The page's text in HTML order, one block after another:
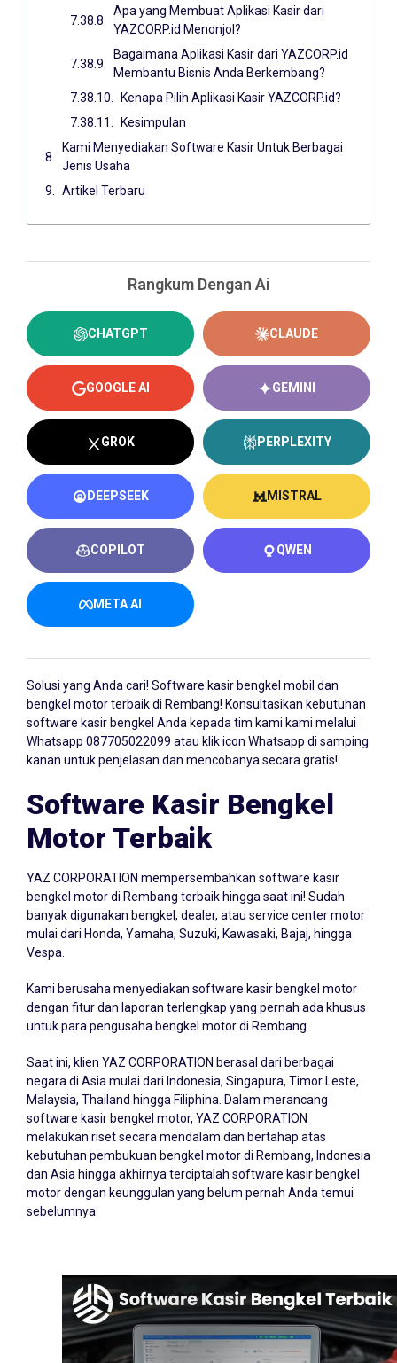
Apa yang Membuat Aplikasi Kasir dari
YAZCORP.id Menonjol?
Bagaimana Aplikasi Kasir dari YAZCORP.id
Membantu Bisnis Anda Berkembang?
Kenapa Pilih Aplikasi Kasir YAZCORP.id?
Kesimpulan
Kami Menyediakan Software Kasir Untuk Berbagai
Jenis Usaha
Artikel Terbaru
Rangkum Dengan Ai
CHATGPT CLAUDE
GOOGLE AI GEMINI
GROK PERPLEXITY
DEEPSEEK MISTRAL
COPILOT QWEN
META AI
Solusi yang Anda cari! Software kasir bengkel mobil dan
bengkel motor terbaik di Rembang! Konsultasikan kebutuhan
software kasir bengkel Anda kepada tim kami kami melalui
Whatsapp 087705022099 atau klik icon Whatsapp di samping
kanan untuk penjelasan dan mencobanya secara gratis!
Software Kasir Bengkel
Motor Terbaik
YAZ CORPORATION mempersembahkan software kasir
bengkel motor di Rembang terbaik hingga saat ini! Sudah
banyak digunakan bengkel, dealer, atau service center motor
mulai dari Honda, Yamaha, Suzuki, Kawasaki, Bajaj, hingga
Vespa.
Kami berusaha menyediakan software kasir bengkel motor
dengan fitur dan laporan terlengkap yang pernah ada khusus
untuk para pengusaha bengkel motor di Rembang
Saat ini, klien YAZ CORPORATION berasal dari berbagai
negara di Asia mulai dari Indonesia, Singapura, Timor Leste,
Malaysia, Thailand hingga Filiphina. Dalam merancang
software kasir bengkel motor, YAZ CORPORATION
melakukan riset secara mendalam dan bertahap atas
kebutuhan pembukuan bengkel motor di Rembang, Indonesia
dan Asia hingga akhirnya terciptalah software kasir bengkel
motor dengan keunggulan yang belum pernah Anda temui
sebelumnya.